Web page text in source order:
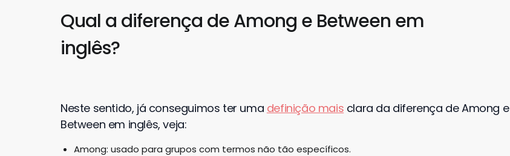
Qual a diferença de Among e Between em
inglês?
Neste sentido, já conseguimos ter uma definição mais clara da diferença de Among e
Between em inglês, veja:
Among: usado para grupos com termos não tão específicos.